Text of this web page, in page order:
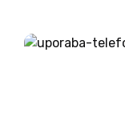
Savdske
emiratov pa tdui